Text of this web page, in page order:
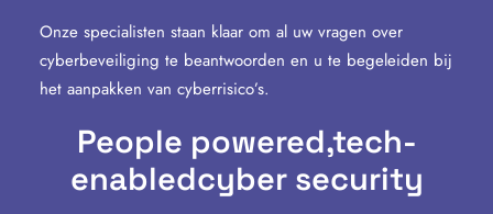
Onze specialisten staan klaar om al uw vragen over
cyberbeveiliging te beantwoorden en u te begeleiden bij
het aanpakken van cyberrisico’s.
People powered,tech-
enabledcyber security